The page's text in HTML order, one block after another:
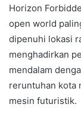
Horizon
open world
dipenuhi lokasi
menghadirkan
mendalam
reruntuhan kota
mesin futuristik.